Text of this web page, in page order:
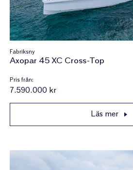
Fabriksny
Axopar 45 XC Cross-Top
Pris från:
7.590.000 kr
Läs mer